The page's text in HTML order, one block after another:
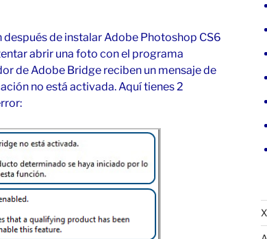
de instalar Adobe Photoshop CS6
abrir una foto con el programa
de Adobe Bridge reciben un mensaje de
no está activada. Aquí tienes 2